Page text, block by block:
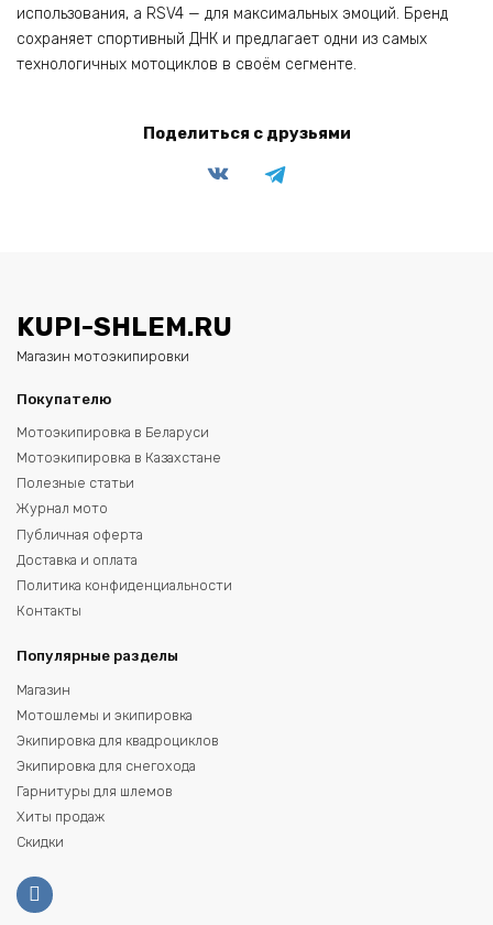
использования, а RSV4 — для максимальных эмоций. Бренд
сохраняет спортивный ДНК и предлагает одни из самых
технологичных мотоциклов в своём сегменте.
Поделиться с друзьями
KUPI-SHLEM.RU
Магазин мотоэкипировки
Покупателю
Мотоэкипировка в Беларуси
Мотоэкипировка в Казахстане
Полезные статьи
Журнал мото
Публичная оферта
Доставка и оплата
Политика конфиденциальности
Контакты
Популярные разделы
Магазин
Мотошлемы и экипировка
Экипировка для квадроциклов
Экипировка для снегохода
Гарнитуры для шлемов
Хиты продаж
Скидки